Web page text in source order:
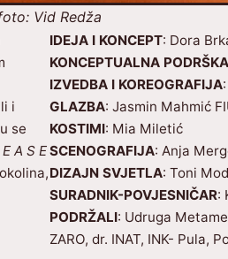
Vid Redža
i
se
A S E
IDEJA I KONCEPT: Dora
KONCEPTUALNA PODRŠKA
IZVEDBA I KOREOGRAFIJA
GLAZBA: Jasmin Mahmić
KOSTIMI: Mia Miletić
SCENOGRAFIJA: Anja
DIZAJN SVJETLA: Toni
SURADNIK-POVJESNIČAR:
PODRŽALI: Udruga
ZARO, dr. INAT, INK- Pula,